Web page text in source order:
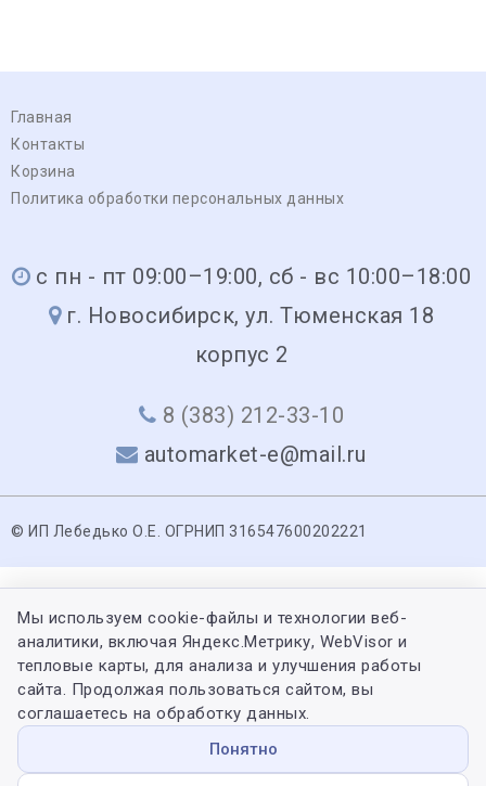
Главная
Контакты
Корзина
Политика обработки персональных данных
с пн - пт 09:00–19:00, сб - вс 10:00–18:00
г. Новосибирск, ул. Тюменская 18
корпус 2
8 (383) 212-33-10
automarket-e@mail.ru
© ИП Лебедько О.Е. ОГРНИП 316547600202221
Мы используем cookie-файлы и технологии веб-
аналитики, включая Яндекс.Метрику, WebVisor и
тепловые карты, для анализа и улучшения работы
сайта. Продолжая пользоваться сайтом, вы
соглашаетесь на обработку данных.
Понятно